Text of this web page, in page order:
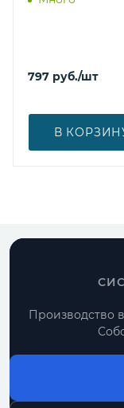
797 руб./шт
В
Производство